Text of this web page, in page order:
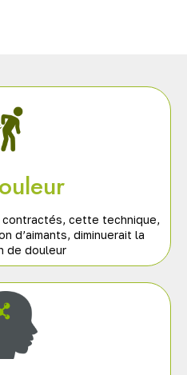
cette technique,
d’aimants, diminuerait la
de douleur